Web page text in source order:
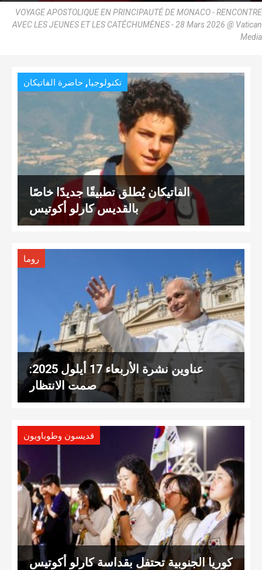
VOYAGE APOSTOLIQUE EN PRINCIPAUTÉ DE MONACO - RENCONTRE
AVEC LES JEUNES ET LES CATÉCHUMÈNES - 28 Mars 2026 @ Vatican
Media
تكنولوجيا, حاضرة الفاتيكان
الفاتيكان يُطلق تطبيقًا جديدًا خاصًا
بالقديس كارلو أكوتيس
روما
عناوين نشرة الأربعاء 17 أيلول 2025:
صمت الانتظار
قديسون وطوباويون
كوريا الجنوبية تحتفل بقداسة كارلو أكوتيس